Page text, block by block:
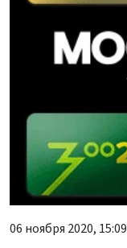
06 ноября 2020, 15:09